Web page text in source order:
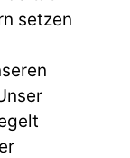
setzen